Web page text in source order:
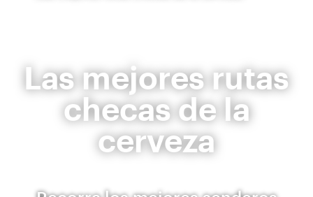
Las mejores rutas
checas de la
cerveza